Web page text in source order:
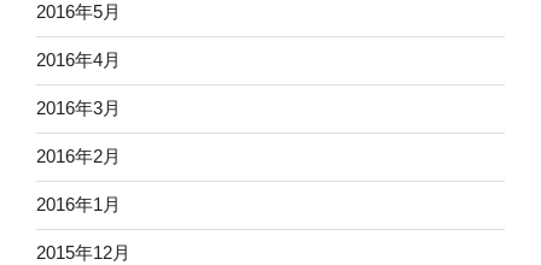
2016年5月
2016年4月
2016年3月
2016年2月
2016年1月
2015年12月